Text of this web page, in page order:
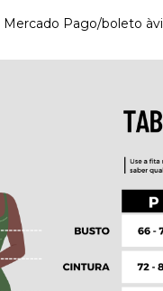
Pago/boleto